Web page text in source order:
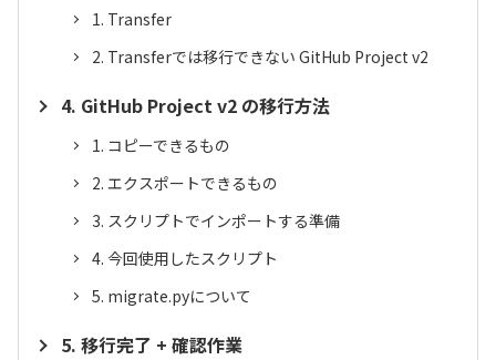
Transfer
Transferでは移行できない GitHub Project v2
GitHub Project v2 の移行方法
コピーできるもの
エクスポートできるもの
スクリプトでインポートする準備
今回使用したスクリプト
migrate.pyについて
移行完了 + 確認作業